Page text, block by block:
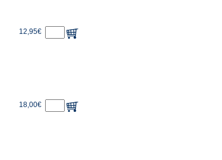
12,95€
18,00€